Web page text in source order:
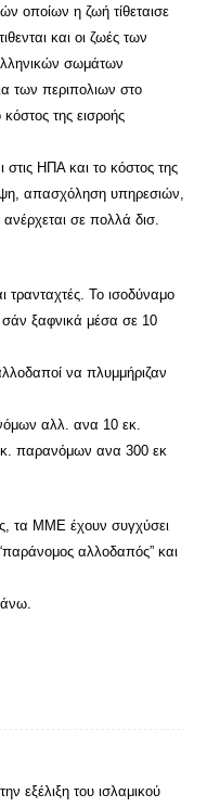
οποίων η ζωή τίθεταισε
και οι ζωές των
σωμάτων
των περιπολιων στο
της εισροής
ΗΠΑ και το κόστος της
απασχόληση υπηρεσιών,
σε πολλά δισ.
τρανταχτές. Το ισοδύναμο
ξαφνικά μέσα σε 10
να πλυμμήριζαν
αλλ. ανα 10 εκ.
παρανόμων ανα 300 εκ
τα ΜΜΕ έχουν συγχύσει
“παράνομος αλλοδαπός” και
εξέλιξη του ισλαμικού